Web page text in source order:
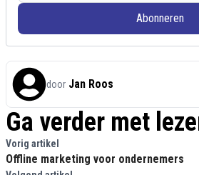
Abonneren
door Jan Roos
Ga verder met
Vorig artikel
Offline marketing voor ondernemers